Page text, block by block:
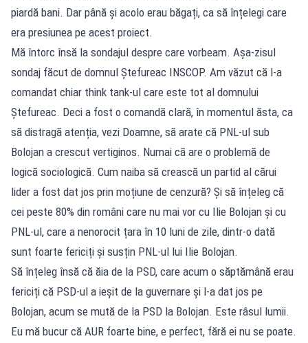
piardă bani. Dar până și acolo erau băgați, ca să înțelegi care
era presiunea pe acest proiect.
Mă întorc însă la sondajul despre care vorbeam. Așa-zisul
sondaj făcut de domnul Ștefureac INSCOP. Am văzut că l-a
comandat chiar think tank-ul care este tot al domnului
Ștefureac. Deci a fost o comandă clară, în momentul ăsta, ca
să distragă atenția, vezi Doamne, să arate că PNL-ul sub
Bolojan a crescut vertiginos. Numai că are o problemă de
logică sociologică. Cum naiba să crească un partid al cărui
lider a fost dat jos prin moțiune de cenzură? Și să înțeleg că
cei peste 80% din români care nu mai vor cu Ilie Bolojan și cu
PNL-ul, care a nenorocit țara în 10 luni de zile, dintr-o dată
sunt foarte fericiți și susțin PNL-ul lui Ilie Bolojan.
Să înțeleg însă că ăia de la PSD, care acum o săptămână erau
fericiți că PSD-ul a ieșit de la guvernare și l-a dat jos pe
Bolojan, acum se mută de la PSD la Bolojan. Este râsul lumii.
Eu mă bucur că AUR foarte bine, e perfect, fără ei nu se poate.